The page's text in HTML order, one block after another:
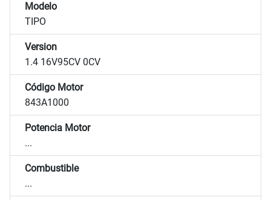
Modelo
TIPO
Version
1.4 16V95CV 0CV
Código Motor
843A1000
Potencia Motor
...
Combustible
...